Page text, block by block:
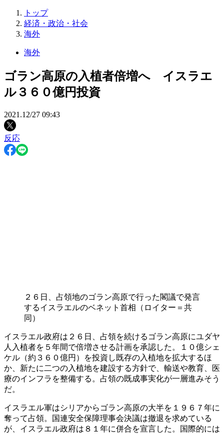
トップ
経済・政治・社会
海外
海外
ゴラン高原の入植者倍増へ イスラエ
ル３６０億円投資
2021.12/27 09:43
反応
２６日、占領地のゴラン高原で行った閣議で発言
するイスラエルのベネット首相（ロイター＝共
同）
イスラエル政府は２６日、占領を続けるゴラン高原にユダヤ
人入植者を５年間で倍増させる計画を承認した。１０億シェ
ケル（約３６０億円）を投資し既存の入植地を拡大するほ
か、新たに二つの入植地を建設する方針で、輸送や教育、医
療のインフラを整備する。占領の既成事実化が一層進みそう
だ。
イスラエル軍はシリアからゴラン高原の大半を１９６７年に
奪って占領。国連安全保障理事会決議は撤退を求めている
が、イスラエル政府は８１年に併合を宣言した。国際的には